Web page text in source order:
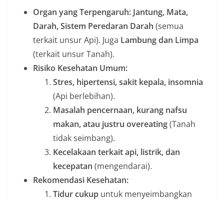
Organ yang Terpengaruh: Jantung, Mata,
Darah, Sistem Peredaran Darah (semua
terkait unsur Api). Juga Lambung dan Limpa
(terkait unsur Tanah).
Risiko Kesehatan Umum:
Stres, hipertensi, sakit kepala, insomnia
(Api berlebihan).
Masalah pencernaan, kurang nafsu
makan, atau justru overeating(Tanah
tidak seimbang).
Kecelakaan terkait api, listrik, dan
kecepatan (mengendarai).
Rekomendasi Kesehatan:
Tidur cukup untuk menyeimbangkan